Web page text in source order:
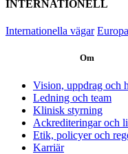
INTERNATIONELL
Internationella vägar Europa
Om
Vision, uppdrag och
Ledning och team
Klinisk styrning
Ackrediteringar och
Etik, policyer och
Karriär